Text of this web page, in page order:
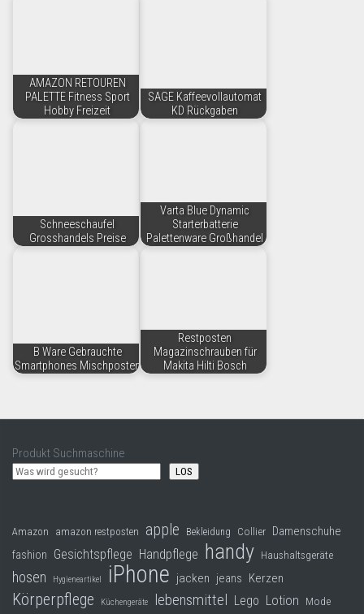
AMAZON RETOUREN
PALETTE Fitness Sport
Hobby Freizeit
SAGE Kaffeevollautomat
KD Rückgaben
Schneeschaufel
Grosshandels Preise
Varta Blue Dynamic
Starterbatterie
Palettenware Großhandel
B Ware Gebrauchte
Smartphones Mischposten
Restposten
Magazinschrauben für
Makita Hilti Bosch
Produkt Suchmaschine
LOS
Amazon amazon restposten apple Bekleidung Collier Damenschuhe
fashion Gesichtspflege Handpflege handy Haushaltsgeräte
hosen Hygieneartikel iPhone jacken jeans Kerzen
Körperpflege Küchengeräte lebensmittel Lego Lotion Mode